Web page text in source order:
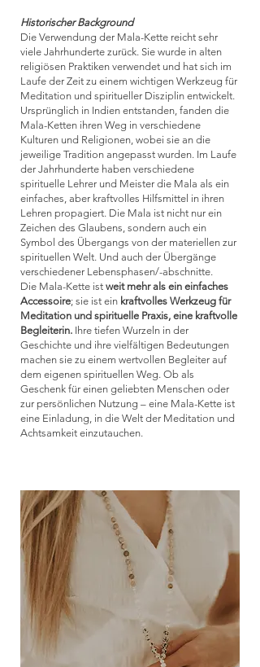
Historischer Background
Die Verwendung der Mala-Kette reicht sehr
viele Jahrhunderte zurück. Sie wurde in alten
religiösen Praktiken verwendet und hat sich im
Laufe der Zeit zu einem wichtigen Werkzeug für
Meditation und spiritueller Disziplin entwickelt.
Ursprünglich in Indien entstanden, fanden die
Mala-Ketten ihren Weg in verschiedene
Kulturen und Religionen, wobei sie an die
jeweilige Tradition angepasst wurden. Im Laufe
der Jahrhunderte haben verschiedene
spirituelle Lehrer und Meister die Mala als ein
einfaches, aber kraftvolles Hilfsmittel in ihren
Lehren propagiert. Die Mala ist nicht nur ein
Zeichen des Glaubens, sondern auch ein
Symbol des Übergangs von der materiellen zur
spirituellen Welt. Und auch der Übergänge
verschiedener Lebensphasen/-abschnitte.
Die Mala-Kette ist weit mehr als ein einfaches
Accessoire; sie ist ein kraftvolles Werkzeug für
Meditation und spirituelle Praxis, eine kraftvolle
Begleiterin. Ihre tiefen Wurzeln in der
Geschichte und ihre vielfältigen Bedeutungen
machen sie zu einem wertvollen Begleiter auf
dem eigenen spirituellen Weg. Ob als
Geschenk für einen geliebten Menschen oder
zur persönlichen Nutzung – eine Mala-Kette ist
eine Einladung, in die Welt der Meditation und
Achtsamkeit einzutauchen.